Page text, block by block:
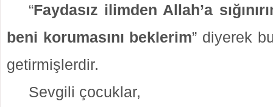
“Faydasız ilimden Allah’a
beni korumasını beklerim” diyerek
getirmişlerdir.
Sevgili çocuklar,